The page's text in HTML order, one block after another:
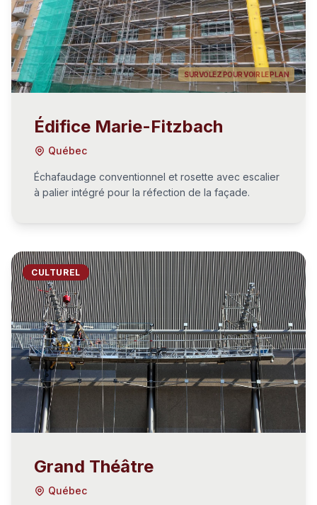
SURVOLEZ POUR VOIR LE PLAN
Édifice Marie-Fitzbach
Québec
Échafaudage conventionnel et rosette avec escalier
à palier intégré pour la réfection de la façade.
CULTUREL
Grand Théâtre
Québec